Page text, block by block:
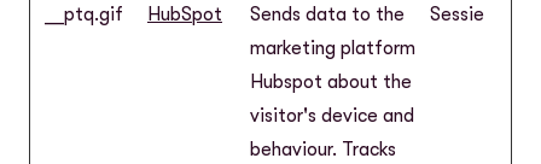
__ptq.gif HubSpot
Sends data to the
marketing platform
Hubspot about the
visitor's device and
behaviour. Tracks
Sessie